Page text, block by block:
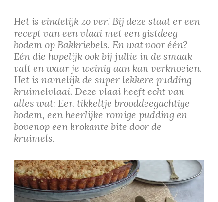
Het is eindelijk zo ver! Bij deze staat er een
recept van een vlaai met een gistdeeg
bodem op Bakkriebels. En wat voor één?
Eén die hopelijk ook bij jullie in de smaak
valt en waar je weinig aan kan verknoeien.
Het is namelijk de super lekkere pudding
kruimelvlaai. Deze vlaai heeft echt van
alles wat: Een tikkeltje brooddeegachtige
bodem, een heerlijke romige pudding en
bovenop een krokante bite door de
kruimels.